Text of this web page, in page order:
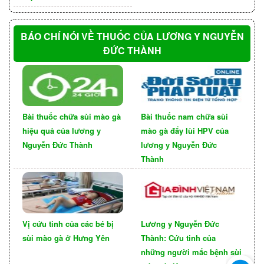
Không tự điều trị
Việc tự điều trị sùi mào gà ở mắt có thể gây ra
những tổn thương nghiêm trọng cho mắt và dẫn
đến các biến chứng nguy hiểm. Do đó, bạn nên
luôn tìm đến bác sĩ để được khám và điều trị
chính xác.
Điều trị kịp thời
Sùi mào gà ở mắt có thể gây ra những biến
chứng nghiêm trọng nếu không được điều trị kịp
BÁO CHÍ NÓI VỀ THUỐC CỦA LƯƠNG Y NGUYỄN
ĐỨC THÀNH
Bài thuốc chữa sùi mào gà
hiệu quả của lương y
Nguyễn Đức Thành
Bài thuốc nam chữa sùi
mào gà đẩy lùi HPV của
lương y Nguyễn Đức
Thành
Vị cứu tinh của các bé bị
sùi mào gà ở Hưng Yên
Lương y Nguyễn Đức
Thành: Cứu tinh của
những người mắc bệnh sùi